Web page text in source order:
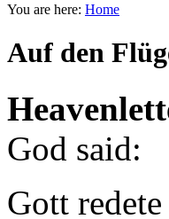
You are here: Home
Auf den
God said:
Gott